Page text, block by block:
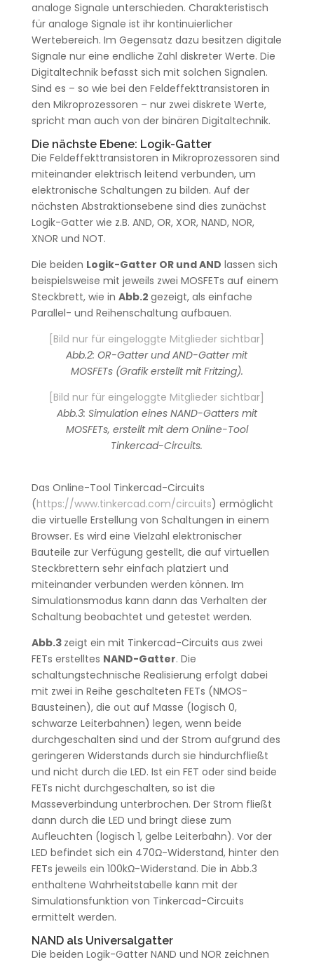
analoge Signale unterschieden. Charakteristisch
für analoge Signale ist ihr kontinuierlicher
Wertebereich. Im Gegensatz dazu besitzen digitale
Signale nur eine endliche Zahl diskreter Werte. Die
Digitaltechnik befasst sich mit solchen Signalen.
Sind es – so wie bei den Feldeffekttransistoren in
den Mikroprozessoren – nur zwei diskrete Werte,
spricht man auch von der binären Digitaltechnik.
Die nächste Ebene: Logik-Gatter
Die Feldeffekttransistoren in Mikroprozessoren sind
miteinander elektrisch leitend verbunden, um
elektronische Schaltungen zu bilden. Auf der
nächsten Abstraktionsebene sind dies zunächst
Logik-Gatter wie z.B. AND, OR, XOR, NAND, NOR,
XNOR und NOT.
Die beiden Logik-Gatter OR und AND lassen sich
beispielsweise mit jeweils zwei MOSFETs auf einem
Steckbrett, wie in Abb.2 gezeigt, als einfache
Parallel- und Reihenschaltung aufbauen.
[Bild nur für eingeloggte Mitglieder sichtbar]
Abb.2: OR-Gatter und AND-Gatter mit
MOSFETs (Grafik erstellt mit Fritzing).
[Bild nur für eingeloggte Mitglieder sichtbar]
Abb.3: Simulation eines NAND-Gatters mit
MOSFETs, erstellt mit dem Online-Tool
Tinkercad-Circuits.
Das Online-Tool Tinkercad-Circuits
(https://www.tinkercad.com/circuits) ermöglicht
die virtuelle Erstellung von Schaltungen in einem
Browser. Es wird eine Vielzahl elektronischer
Bauteile zur Verfügung gestellt, die auf virtuellen
Steckbrettern sehr einfach platziert und
miteinander verbunden werden können. Im
Simulationsmodus kann dann das Verhalten der
Schaltung beobachtet und getestet werden.
Abb.3 zeigt ein mit Tinkercad-Circuits aus zwei
FETs erstelltes NAND-Gatter. Die
schaltungstechnische Realisierung erfolgt dabei
mit zwei in Reihe geschalteten FETs (NMOS-
Bausteinen), die out auf Masse (logisch 0,
schwarze Leiterbahnen) legen, wenn beide
durchgeschalten sind und der Strom aufgrund des
geringeren Widerstands durch sie hindurchfließt
und nicht durch die LED. Ist ein FET oder sind beide
FETs nicht durchgeschalten, so ist die
Masseverbindung unterbrochen. Der Strom fließt
dann durch die LED und bringt diese zum
Aufleuchten (logisch 1, gelbe Leiterbahn). Vor der
LED befindet sich ein 470Ω-Widerstand, hinter den
FETs jeweils ein 100kΩ-Widerstand. Die in Abb.3
enthaltene Wahrheitstabelle kann mit der
Simulationsfunktion von Tinkercad-Circuits
ermittelt werden.
NAND als Universalgatter
Die beiden Logik-Gatter NAND und NOR zeichnen